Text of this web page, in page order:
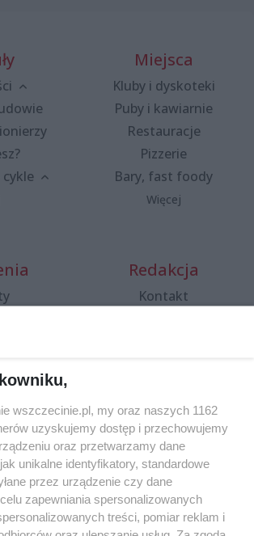
cykle
Miejsca
Kluby i dyskoteki
Puby i kawiarnie
Restauracje
Pizzerie
Bary, fast foody
Więcej
Redakcja
Kontakt
Specjalny koncert z okazji
20. urodzin portalu
wSzczecinie.pl
Regulamin konkursów
śniadaniówka "Hej
Szczecin! Jest piątek!"
wszczecinie.pl, my oraz naszych 1162
uzyskujemy dostęp i przechowujemy
oraz przetwarzamy dane
unikalne identyfikatory, standardowe
przez urządzenie czy dane
zapewniania spersonalizowanych
treści, pomiar reklam i